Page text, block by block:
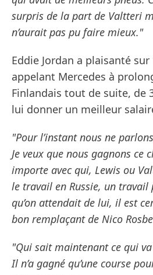
surpris de la part de Valtteri
n’aurait pas pu faire mieux."
Eddie Jordan a plaisanté
appelant Mercedes à
Finlandais tout de suite, de
lui donner un meilleur
"Pour l’instant nous ne
Je veux que nous gagnons ce
importe avec qui, Lewis ou
le travail en Russie, un travail
qu’on attendait de lui, il est
bon remplaçant de Nico
"Qui sait maintenant ce qui
Il n’a gagné qu’une course